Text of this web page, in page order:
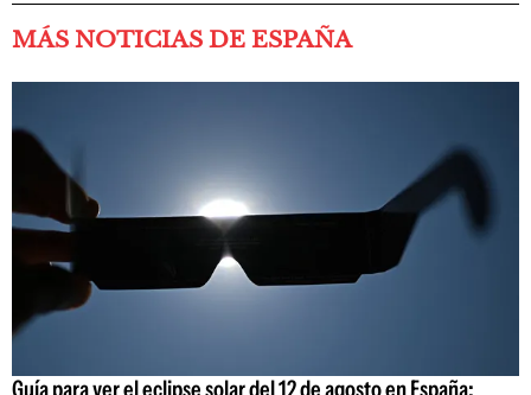
MÁS NOTICIAS DE ESPAÑA
Guía para ver el eclipse solar del 12 de agosto en España: